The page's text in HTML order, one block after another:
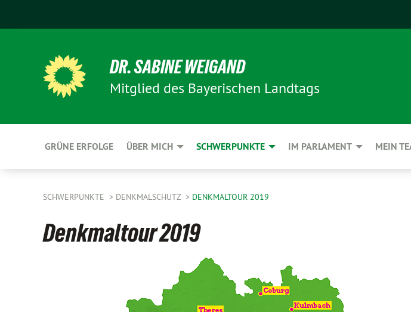
DR. SABINE WEIGAND
Mitglied des Bayerischen Landtags
GRÜNE ERFOLGE ÜBER MICH SCHWERPUNKTE IM PARLAMENT MEIN
SCHWERPUNKTE DENKMALSCHUTZ DENKMALTOUR 2019
Denkmaltour 2019